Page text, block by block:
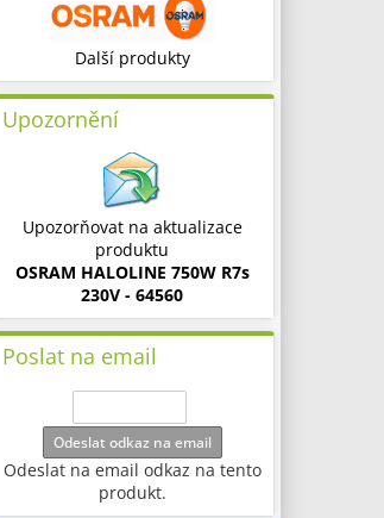
Další produkty
Upozornění
Upozorňovat na aktualizace
produktu
OSRAM HALOLINE 750W R7s
230V - 64560
Poslat na email
Odeslat odkaz na email
Odeslat na email odkaz na tento
produkt.